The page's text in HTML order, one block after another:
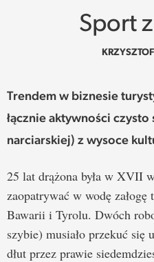
REKOMENDACJE
SŁOWO
FELIETONY
PODCAST
Sport
Trendem w biznesie
łącznie aktywności
narciarskiej) z wysoce
25 lat drążona była w XVII
zaopatrywać w wodę
Bawarii i Tyrolu. Dwóch
szybie) musiało przekuć
dłut przez prawie